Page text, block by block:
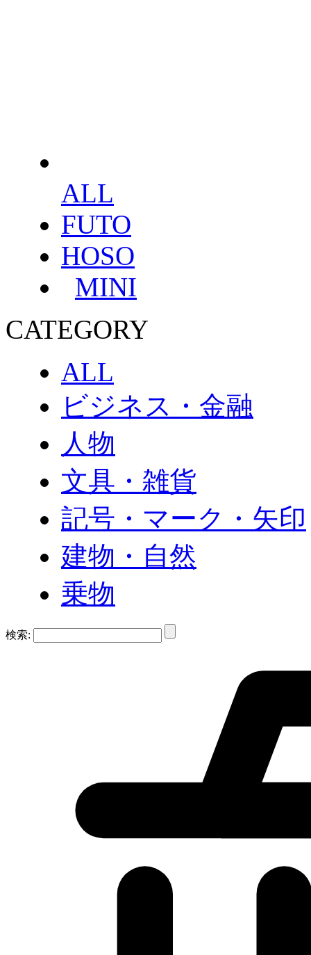
ALL
FUTO
HOSO
MINI
CATEGORY
ALL
ビジネス・金融
人物
文具・雑貨
記号・マーク・矢印
建物・自然
乗物
検索: